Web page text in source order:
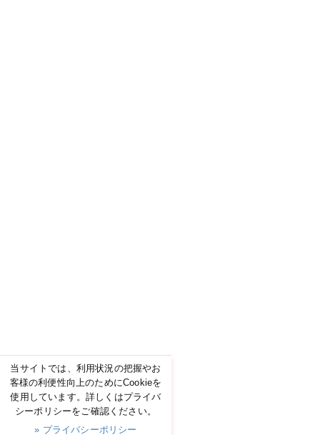
当サイトでは、利用状況の把握やお
客様の利便性向上のためにCookieを
使用しています。詳しくはプライバ
シーポリシーをご確認ください。
» プライバシーポリシー